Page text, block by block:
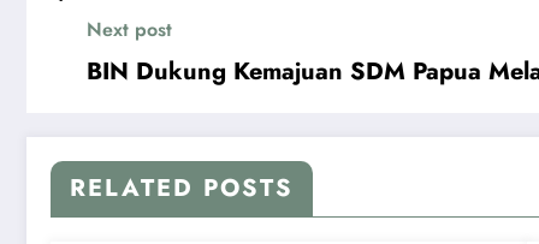
Next post
BIN Dukung Kemajuan SDM Papua
RELATED POSTS